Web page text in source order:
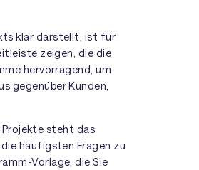
klar darstellt, ist für
zeigen, die die
hervorragend, um
gegenüber Kunden,
steht das
häufigsten Fragen zu
Vorlage, die Sie